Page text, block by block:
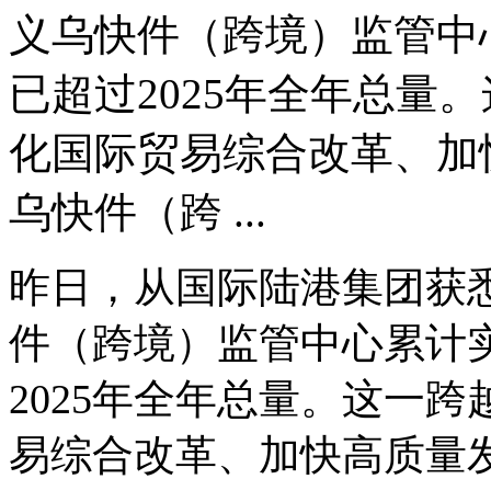
义乌快件（跨境）监管
已超过2025年全年总量
化国际贸易综合改革、
乌快件（跨 ...
昨日，从国际陆港集团获
件（跨境）监管中心累计
2025年全年总量。这一
易综合改革、加快高质量